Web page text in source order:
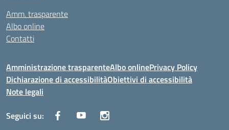
Amm. trasparente
Albo online
Contatti
Amministrazione trasparenteAlbo onlinePrivacy Policy
Dichiarazione di accessibilitàObiettivi di accessibilità
Note legali
Seguici su: